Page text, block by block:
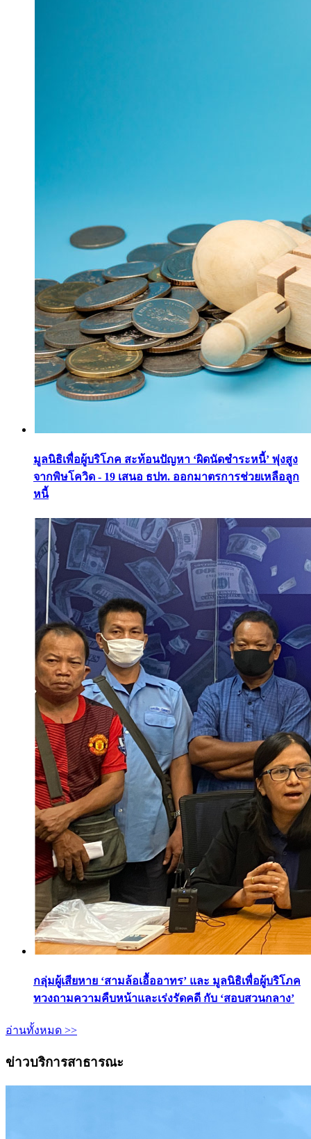
มูลนิธิเพื่อผู้บริโภค สะท้อนปัญหา ‘ผิดนัดชำระหนี้’ พุ่งสูง
จากพิษโควิด - 19 เสนอ ธปท. ออกมาตรการช่วยเหลือลูก
หนี้
กลุ่มผู้เสียหาย ‘สามล้อเอื้ออาทร’ และ มูลนิธิเพื่อผู้บริโภค
ทวงถามความคืบหน้าและเร่งรัดคดี กับ ‘สอบสวนกลาง’
อ่านทั้งหมด >>
ข่าวบริการสาธารณะ